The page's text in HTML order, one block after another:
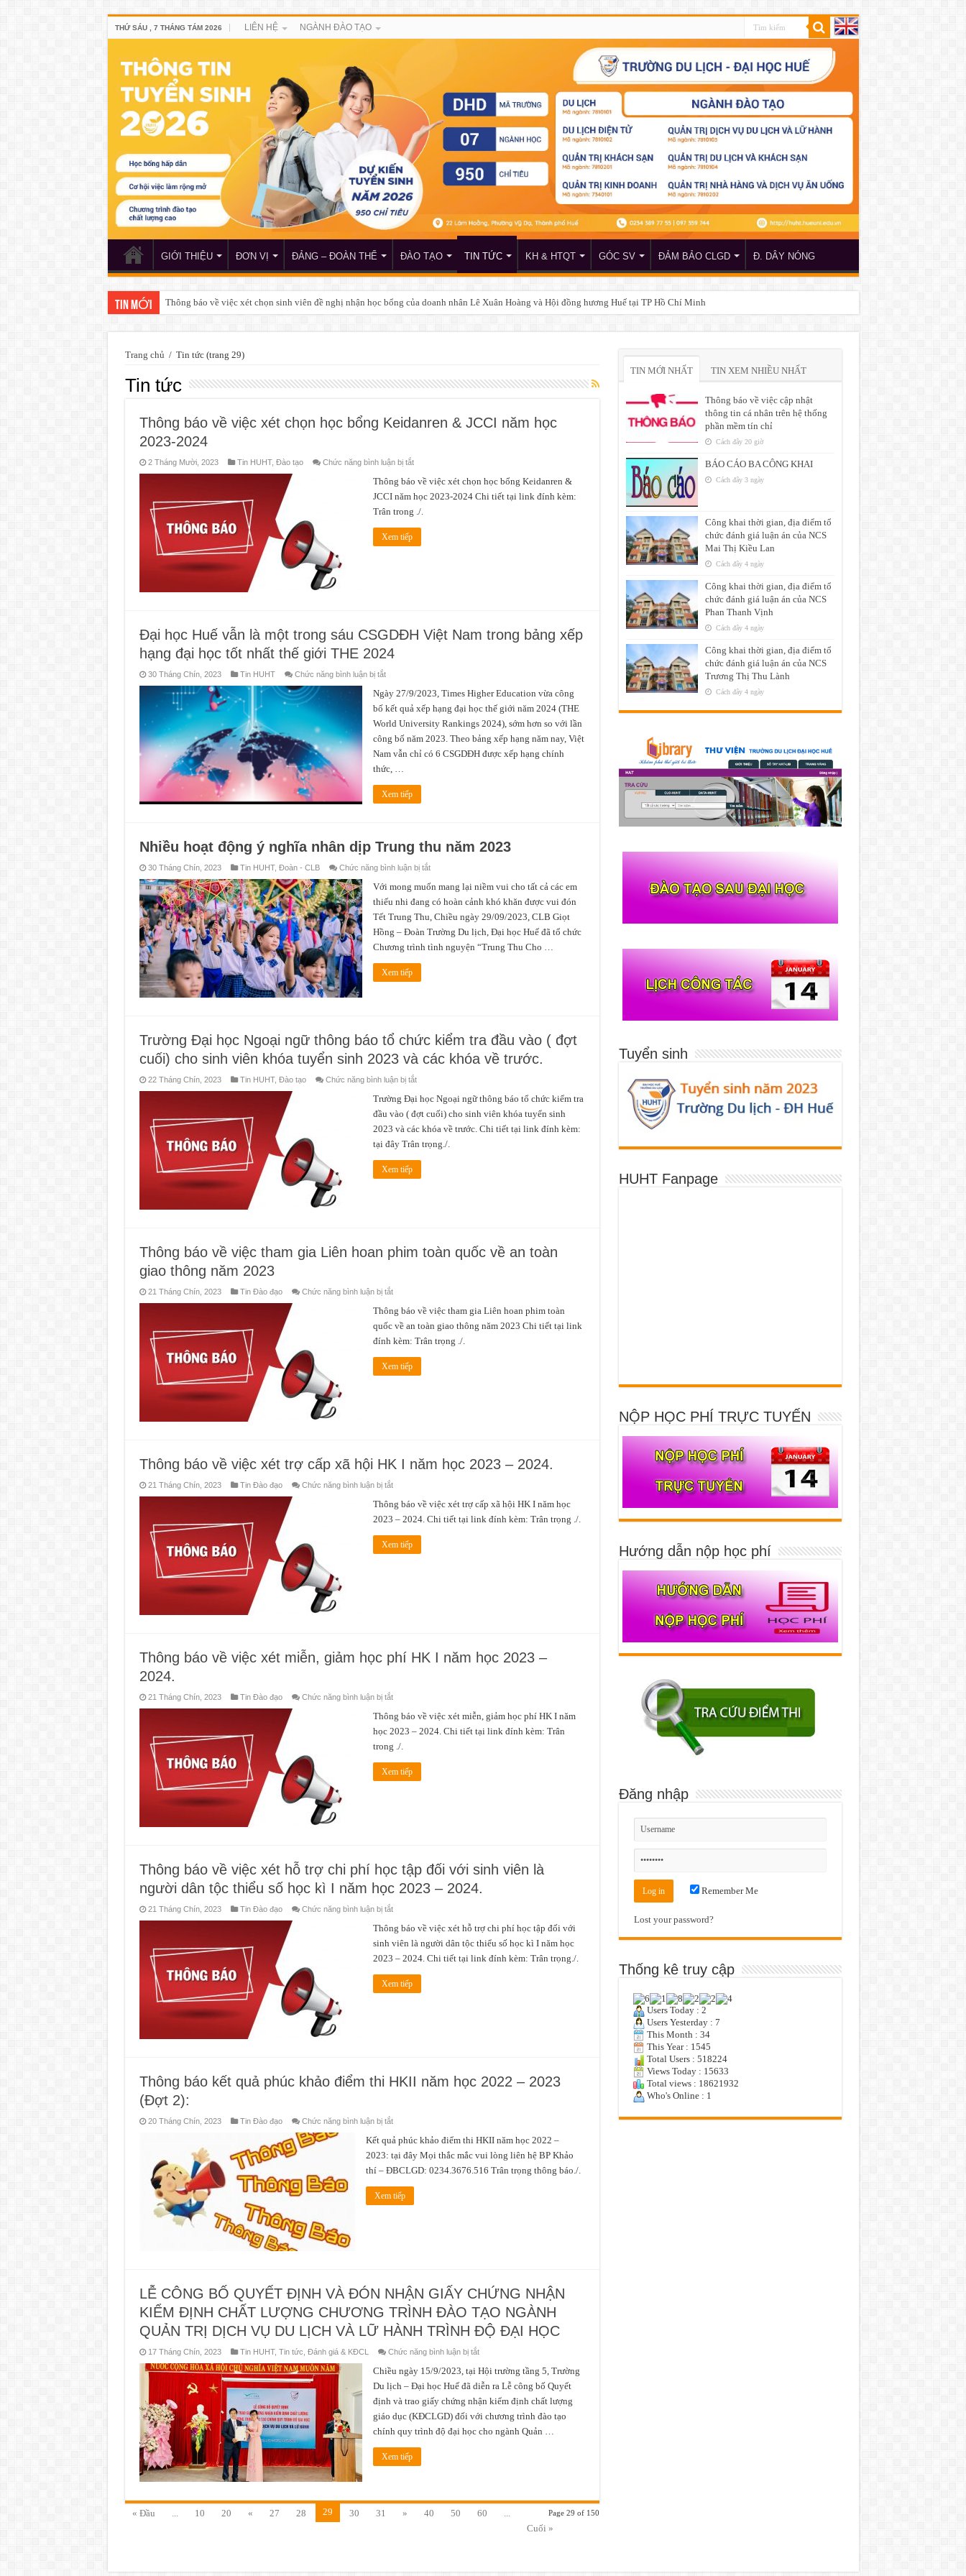
THỨ SÁU , 7 THÁNG TÁM 2026 LIÊN HỆ NGÀNH ĐÀO TẠO
GIỚI THIỆU ĐƠN VỊ ĐẢNG – ĐOÀN THỂ ĐÀO TẠO TIN TỨC KH & HTQT GÓC SV ĐẢM BẢO CLGD Đ. DÂY NÓNG
TIN MỚI Thông báo về việc xét chọn sinh viên đề nghị nhận học bổng của doanh nhân Lê Xuân Hoàng và Hội đồng hương Huế tại TP Hồ Chí Minh
Trang chủ / Tin tức(trang 29)
Tin tức
Thông báo về việc xét chọn học bổng Keidanren & JCCI năm học
2023-2024
2 Tháng Mười, 2023 Tin HUHT, Đào tạo Chức năng bình luận bị tắtở
báo
về
việc
chọn
bổng
&
Thông báo về việc xét chọn học bổng Keidanren &
JCCI năm học 2023-2024 Chi tiết tại link đính kèm:
Trân trong ./.
Xem tiếp
Đại học Huế vẫn là một trong sáu CSGDĐH Việt Nam trong bảng xếp
hạng đại học tốt nhất thế giới THE 2024
30 Tháng Chín, 2023 Tin HUHT Chức năng bình luận bị tắtở
học
Huế
vẫn
một
trong
sáu
CSGDĐH
Việt
Nam
bảng
xếp
hạng
thế
giới
THE
2024
Ngày 27/9/2023, Times Higher Education vừa công
bố kết quả xếp hạng đại học thế giới năm 2024 (THE
World University Rankings 2024), sớm hơn so với lần
công bố năm 2023. Theo bảng xếp hạng năm nay, Việt
Nam vẫn chỉ có 6 CSGDĐH được xếp hạng chính
thức, …
Xem tiếp
Nhiều hoạt động ý nghĩa nhân dịp Trung thu năm 2023
30 Tháng Chín, 2023 Tin HUHT, Đoàn - CLB Chức năng bình luận bị tắtở
hoạt
động
ý
nhân
dịp
Trung
thu
năm
Với mong muốn mang lại niềm vui cho tất cả các em
thiếu nhi đang có hoàn cảnh khó khăn được vui đón
Tết Trung Thu, Chiều ngày 29/09/2023, CLB Giọt
Hồng – Đoàn Trường Du lịch, Đại học Huế đã tổ chức
Chương trình tình nguyện “Trung Thu Cho …
Xem tiếp
Trường Đại học Ngoại ngữ thông báo tổ chức kiểm tra đầu vào ( đợt
cuối) cho sinh viên khóa tuyển sinh 2023 và các khóa về trước.
22 Tháng Chín, 2023 Tin HUHT, Đào tạo Chức năng bình luận bị tắtở
Đại
học
Ngoại
thông
tổ
khóa
tuyển
về
Trường Đại học Ngoại ngữ thông báo tổ chức kiểm tra
đầu vào ( đợt cuối) cho sinh viên khóa tuyển sinh
2023 và các khóa về trước. Chi tiết tại link đính kèm:
tại đây Trân trọng./.
Xem tiếp
Thông báo về việc tham gia Liên hoan phim toàn quốc về an toàn
giao thông năm 2023
21 Tháng Chín, 2023 Tin Đào đạo Chức năng bình luận bị tắtở
báo
về
việc
gia
hoan
phim
toàn
Thông báo về việc tham gia Liên hoan phim toàn
quốc về an toàn giao thông năm 2023 Chi tiết tại link
đính kèm: Trân trọng ./.
Xem tiếp
Thông báo về việc xét trợ cấp xã hội HK I năm học 2023 – 2024.
21 Tháng Chín, 2023 Tin Đào đạo Chức năng bình luận bị tắtở
báo
về
việc
trợ
cấp
xã
Thông báo về việc xét trợ cấp xã hội HK I năm học
2023 – 2024. Chi tiết tại link đính kèm: Trân trọng ./.
Xem tiếp
Thông báo về việc xét miễn, giảm học phí HK I năm học 2023 –
2024.
21 Tháng Chín, 2023 Tin Đào đạo Chức năng bình luận bị tắtở
báo
về
việc
miễn,
học
phí
HK
Thông báo về việc xét miễn, giảm học phí HK I năm
học 2023 – 2024. Chi tiết tại link đính kèm: Trân
trong ./.
Xem tiếp
Thông báo về việc xét hỗ trợ chi phí học tập đối với sinh viên là
người dân tộc thiểu số học kì I năm học 2023 – 2024.
21 Tháng Chín, 2023 Tin Đào đạo Chức năng bình luận bị tắtở
báo
về
việc
hỗ
chi
phí
học
thiểu
số
năm
2023
2024.
Thông báo về việc xét hỗ trợ chi phí học tập đối với
sinh viên là người dân tộc thiểu số học kì I năm học
2023 – 2024. Chi tiết tại link đính kèm: Trân trọng./.
Xem tiếp
Thông báo kết quả phúc khảo điểm thi HKII năm học 2022 – 2023
(Đợt 2):
20 Tháng Chín, 2023 Tin Đào đạo Chức năng bình luận bị tắtở
báo
kết
quả
khảo
thi
HKII
năm
Kết quả phúc khảo điểm thi HKII năm học 2022 –
2023: tại đây Mọi thắc mắc vui lòng liên hệ BP Khảo
thí – ĐBCLGD: 0234.3676.516 Trân trọng thông báo./.
Xem tiếp
LỄ CÔNG BỐ QUYẾT ĐỊNH VÀ ĐÓN NHẬN GIẤY CHỨNG NHẬN
KIỂM ĐỊNH CHẤT LƯỢNG CHƯƠNG TRÌNH ĐÀO TẠO NGÀNH
QUẢN TRỊ DỊCH VỤ DU LỊCH VÀ LỮ HÀNH TRÌNH ĐỘ ĐẠI HỌC
17 Tháng Chín, 2023 Tin HUHT, Tin tức Đánh giá & KĐCL Chức năng bình luận bị tắtở
CÔNG
BỐ
QUYẾT
VÀ
ĐÓN
NHẬN
GIẤY
CHỨNG
ĐÀO
TẠO
Chiều ngày 15/9/2023, tại Hội trường tầng 5, Trường
Du lịch – Đại học Huế đã diễn ra Lễ công bố Quyết
định và trao giấy chứng nhận kiểm định chất lượng
giáo dục (KĐCLGD) đối với chương trình đào tạo
chính quy trình độ đại học cho ngành Quản …
Xem tiếp
Page 29 of 150
« Đầu 10 20 « 27 28 29 30 31 » 40 50 60
Cuối »
TIN MỚI NHẤT TIN XEM NHIỀU NHẤT
Thông báo về việc cập nhật
thông tin cá nhân trên hệ thống
phần mềm tín chỉ
Cách đây 20 giờ
BÁO CÁO BA CÔNG KHAI
Cách đây 3 ngày
Công khai thời gian, địa điểm tổ
chức đánh giá luận án của NCS
Mai Thị Kiều Lan
Cách đây 4 ngày
Công khai thời gian, địa điểm tổ
chức đánh giá luận án của NCS
Phan Thanh Vịnh
Cách đây 4 ngày
Công khai thời gian, địa điểm tổ
chức đánh giá luận án của NCS
Trương Thị Thu Lành
Cách đây 4 ngày
Tuyển sinh
HUHT Fanpage
NỘP HỌC PHÍ TRỰC TUYẾN
Hướng dẫn nộp học phí
Đăng nhập
Remember Me
Lost your password?
Thống kê truy cập
Users Today : 2
Users Yesterday : 7
This Month : 34
This Year : 1545
Total Users : 518224
Views Today : 15633
Total views : 18621932
Who's Online : 1